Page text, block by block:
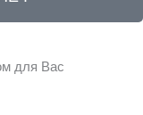
для Вас